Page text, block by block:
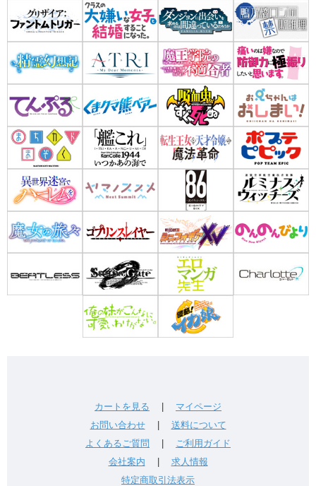
カートを見る
マイページ
お問い合わせ| 送料について
よくあるご質問
ご利用ガイド
会社案内
求人情報
特定商取引法表示